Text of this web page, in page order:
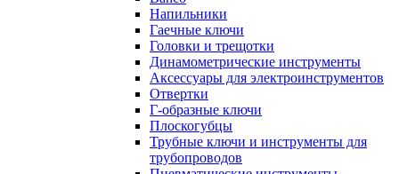
Напильники
Гаечные ключи
Головки и трещотки
Динамометрические инструменты
Аксессуары для электроинструментов
Отвертки
Г-образные ключи
Плоскогубцы
Трубные ключи и инструменты для
трубопроводов